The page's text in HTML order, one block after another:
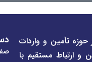
تأمین و واردات
و ارتباط مستقیم با